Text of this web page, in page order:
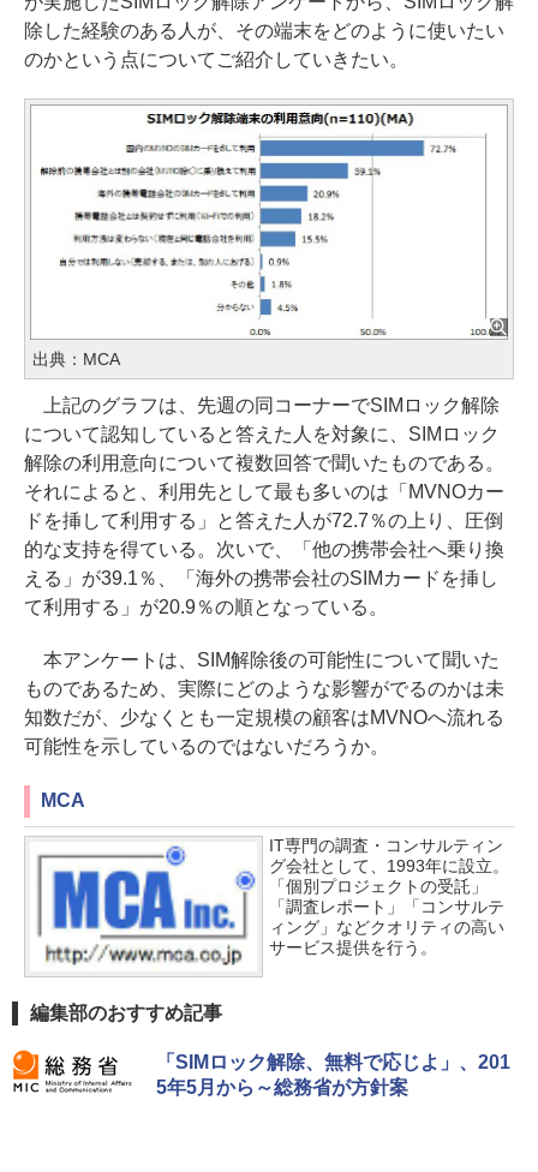
除した経験のある人が、その端末をどのように使いたい
のかという点についてご紹介していきたい。
出典：MCA
上記のグラフは、先週の同コーナーでSIMロック解除
について認知していると答えた人を対象に、SIMロック
解除の利用意向について複数回答で聞いたものである。
それによると、利用先として最も多いのは「MVNOカー
ドを挿して利用する」と答えた人が72.7％の上り、圧倒
的な支持を得ている。次いで、「他の携帯会社へ乗り換
える」が39.1％、「海外の携帯会社のSIMカードを挿し
て利用する」が20.9％の順となっている。
本アンケートは、SIM解除後の可能性について聞いた
ものであるため、実際にどのような影響がでるのかは未
知数だが、少なくとも一定規模の顧客はMVNOへ流れる
可能性を示しているのではないだろうか。
MCA
IT専門の調査・コンサルティン
グ会社として、1993年に設立。
「個別プロジェクトの受託」
「調査レポート」「コンサルテ
ィング」などクオリティの高い
サービス提供を行う。
編集部のおすすめ記事
「SIMロック解除、無料で応じよ」、201
5年5月から～総務省が方針案